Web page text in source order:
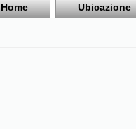
Home Ubicazione